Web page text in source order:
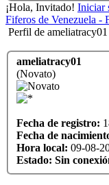
¡Hola, Invitado! Iniciar
Fiferos de Venezuela -
Perfil de ameliatracy01
ameliatracy01
(Novato)
Fecha de registro:
Fecha de
Hora local: 09-08-
Estado: Sin